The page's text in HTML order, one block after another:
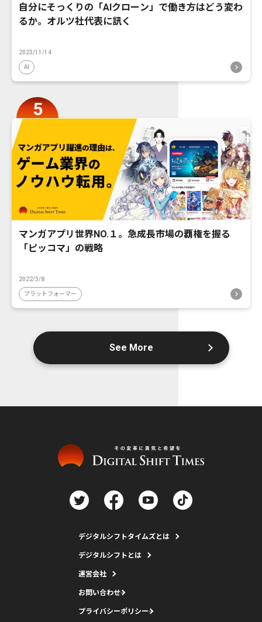
自分にそっくりの「AIクローン」で働き方はどう変わ
るか。オルツ社代表に訊く
2023/11/14
AI
マンガアプリ世界NO.１。急成長市場の覇権を握る
「ピッコマ」の戦略
2022/3/8
プラットフォーマー
See More
デジタルシフトタイムズとは
デジタルシフトとは
運営会社
お問い合わせ
プライバシーポリシー